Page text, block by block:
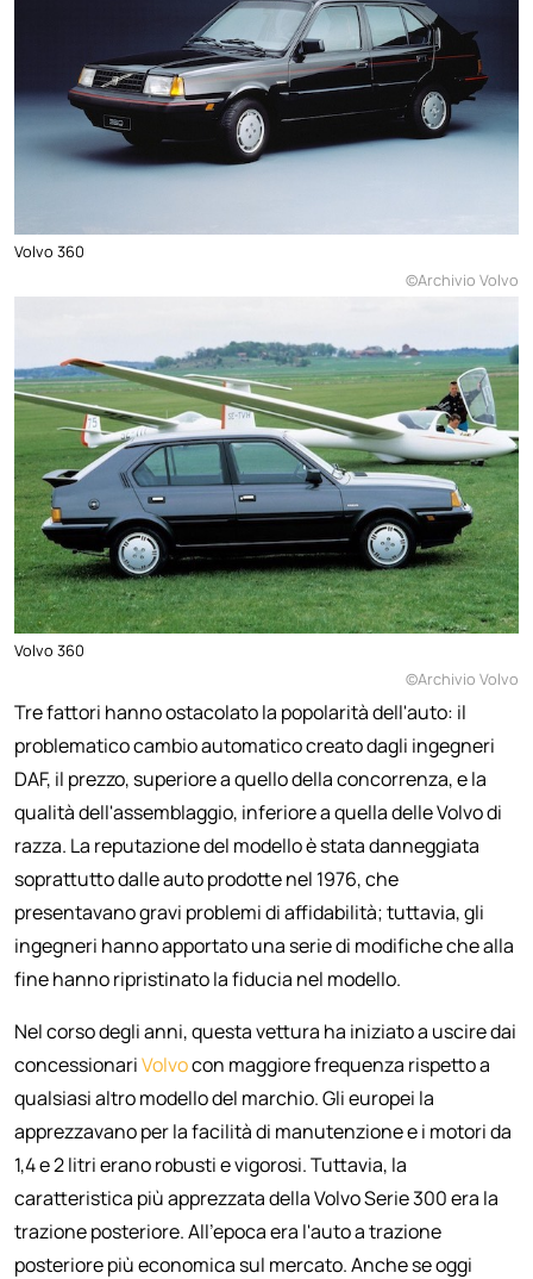
Volvo 360
©Archivio Volvo
Volvo 360
©Archivio Volvo
Tre fattori hanno ostacolato la popolarità dell'auto: il
problematico cambio automatico creato dagli ingegneri
DAF, il prezzo, superiore a quello della concorrenza, e la
qualità dell'assemblaggio, inferiore a quella delle Volvo di
razza. La reputazione del modello è stata danneggiata
soprattutto dalle auto prodotte nel 1976, che
presentavano gravi problemi di affidabilità; tuttavia, gli
ingegneri hanno apportato una serie di modifiche che alla
fine hanno ripristinato la fiducia nel modello.
Nel corso degli anni, questa vettura ha iniziato a uscire dai
concessionariVolvocon maggiore frequenza rispetto a
qualsiasi altro modello del marchio. Gli europei la
apprezzavano per la facilità di manutenzione e i motori da
1,4 e 2 litri erano robusti e vigorosi. Tuttavia, la
caratteristica più apprezzata della Volvo Serie 300 era la
trazione posteriore. All'epoca era l'auto a trazione
posteriore più economica sul mercato. Anche se oggi